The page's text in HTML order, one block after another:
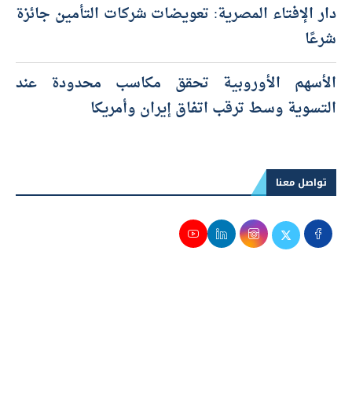
دار الإفتاء المصرية: تعويضات شركات التأمين جائزة
شرعًا
الأسهم الأوروبية تحقق مكاسب محدودة عند
التسوية وسط ترقب اتفاق إيران وأمريكا
تواصل معنا